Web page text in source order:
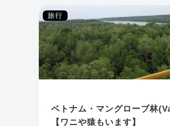
旅行
ベトナム・マングローブ林
【ワニや猿もいます】